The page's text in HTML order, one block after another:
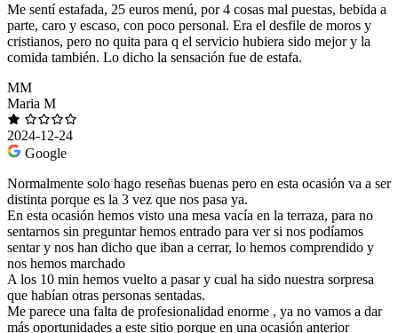
Me sentí estafada, 25 euros menú, por 4 cosas mal puestas, bebida a
parte, caro y escaso, con poco personal. Era el desfile de moros y
cristianos, pero no quita para q el servicio hubiera sido mejor y la
comida también. Lo dicho la sensación fue de estafa.
MM
Maria M
2024-12-24
Google
Normalmente solo hago reseñas buenas pero en esta ocasión va a ser
distinta porque es la 3 vez que nos pasa ya.
En esta ocasión hemos visto una mesa vacía en la terraza, para no
sentarnos sin preguntar hemos entrado para ver si nos podíamos
sentar y nos han dicho que iban a cerrar, lo hemos comprendido y
nos hemos marchado
A los 10 min hemos vuelto a pasar y cual ha sido nuestra sorpresa
que habían otras personas sentadas.
Me parece una falta de profesionalidad enorme , ya no vamos a dar
más oportunidades a este sitio porque en una ocasión anterior